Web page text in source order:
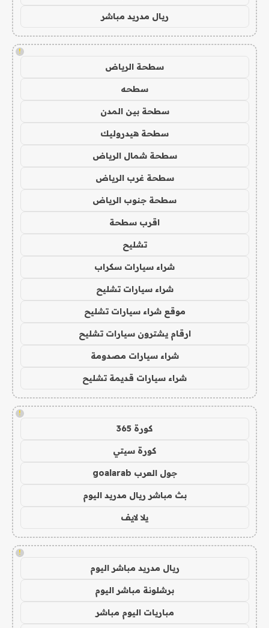
ريال مدريد مباشر
!
سطحة الرياض
سطحه
سطحة بين المدن
سطحة هيدروليك
سطحة شمال الرياض
سطحة غرب الرياض
سطحة جنوب الرياض
اقرب سطحة
تشليح
شراء سيارات سكراب
شراء سيارات تشليح
موقع شراء سيارات تشليح
ارقام يشترون سيارات تشليح
شراء سيارات مصدومة
شراء سيارات قديمة تشليح
!
كورة 365
كورة سيتي
جول العرب goalarab
بث مباشر ريال مدريد اليوم
يلا لايف
!
ريال مدريد مباشر اليوم
برشلونة مباشر اليوم
مباريات اليوم مباشر